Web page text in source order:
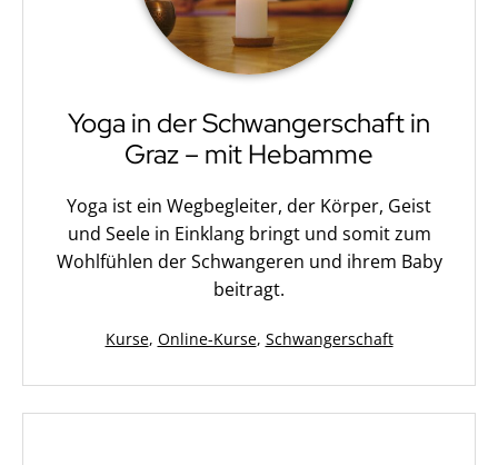
Yoga in der Schwangerschaft in
Graz – mit Hebamme
Yoga ist ein Wegbegleiter, der Körper, Geist
und Seele in Einklang bringt und somit zum
Wohlfühlen der Schwangeren und ihrem Baby
beitragt.
Kategorisiert
Kurse, Online-Kurse, Schwangerschaft